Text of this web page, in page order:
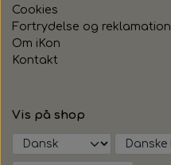
Cookies
Fortrydelse og reklamation
Om iKon
Kontakt
Vis på shop